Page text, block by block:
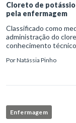
Cloreto de
pela enfermagem
Classificado como
administração do
conhecimento
enfermag
PorNatássia Pinho
Enfermagem